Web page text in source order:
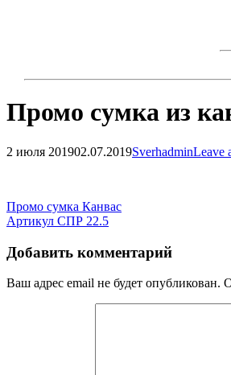
Промо сумка из
2 июля 201902.07.2019SverhadminLeave
записям
Навигация
по
записям
Промо сумка Канвас
Артикул СПР 22.5
Добавить комментарий
Ваш адрес email не будет опубликован.